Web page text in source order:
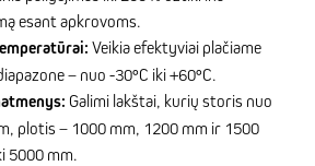
esant apkrovoms.
Veikia efektyviai plačiame
– nuo -30°C iki +60°C.
Galimi lakštai, kurių storis nuo
plotis – 1000 mm, 1200 mm ir 1500
5000 mm.